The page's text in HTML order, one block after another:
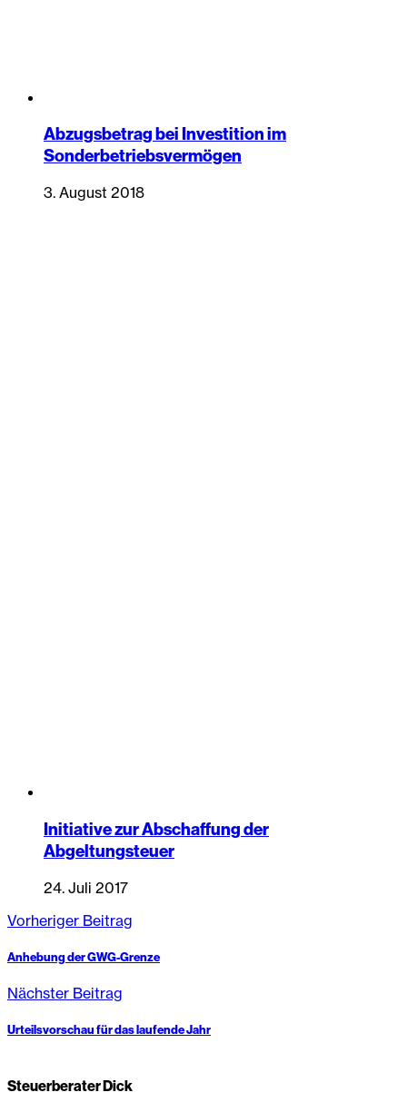
Abzugsbetrag bei Investition im
Sonderbetriebsvermögen
3. August 2018
Initiative zur Abschaffung der
Abgeltungsteuer
24. Juli 2017
Vorheriger Beitrag
Anhebung der GWG-Grenze
Nächster Beitrag
Urteilsvorschau für das laufende Jahr
Steuerberater Dick